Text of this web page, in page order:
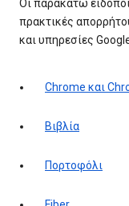
Οι παρακάτω
πρακτικές
και υπηρεσίες
Chrome και
Βιβλία
Πορτοφόλι